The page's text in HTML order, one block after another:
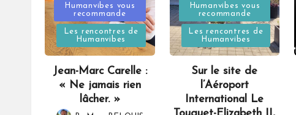
Posted
in
Humanvibes vous
recommande
Les rencontres de
Humanvibes
Jean-Marc Carelle :
« Ne jamais rien
lâcher. »
Posted
in
Humanvibes vous
recommande
Les rencontres de
Humanvibes
Sur le site de
l’Aéroport
International Le